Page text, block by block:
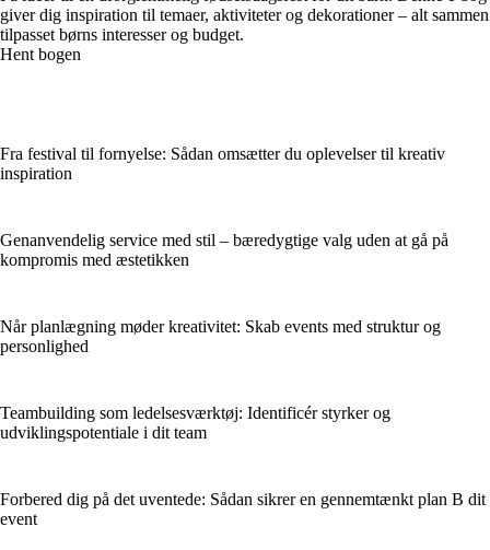
giver dig inspiration til temaer, aktiviteter og dekorationer – alt sammen
tilpasset børns interesser og budget.
Hent bogen
Fra festival til fornyelse: Sådan omsætter du oplevelser til kreativ
inspiration
Genanvendelig service med stil – bæredygtige valg uden at gå på
kompromis med æstetikken
Når planlægning møder kreativitet: Skab events med struktur og
personlighed
Teambuilding som ledelsesværktøj: Identificér styrker og
udviklingspotentiale i dit team
Forbered dig på det uventede: Sådan sikrer en gennemtænkt plan B dit
event